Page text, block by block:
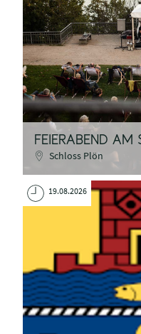
FEIERABEND AM
Schloss Plön
19.08.2026